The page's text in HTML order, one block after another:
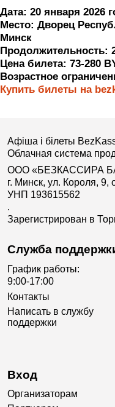
Дата: 20 января 2026
Место: Дворец
Минск
Продолжительность:
Цена билета: 73-280
Возрастное
Купить билеты на
Афіша і білеты
Облачная система
ООО «БЕЗКАССИРА
г. Минск, ул. Короля, 9,
УНП 193615562
.
Зарегистрирован в
Служба
График работы:
9:00-17:00
Контакты
Написать в службу
поддержки
Вход
Организаторам